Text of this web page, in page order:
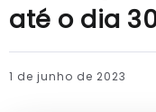
até o dia
1 de junho de 2023